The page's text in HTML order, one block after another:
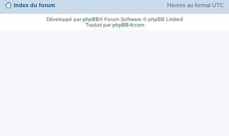
Index du forum Heures au format UTC
Développé parphpBB® Forum Software © phpBB Limited
Traduit parphpBB-fr.com